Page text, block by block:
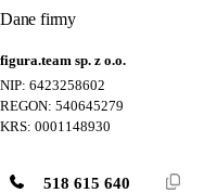
Dane firmy
figura.team sp. z o.o.
NIP: 6423258602
REGON: 540645279
KRS: 0001148930
518 615 640